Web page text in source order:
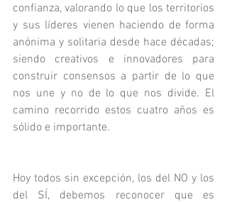
confianza, valorando lo que los territorios
y sus líderes vienen haciendo de forma
anónima y solitaria desde hace décadas;
siendo creativos e innovadores para
construir consensos a partir de lo que
nos une y no de lo que nos divide. El
camino recorrido estos cuatro años es
sólido e importante.
Hoy todos sin excepción, los del NO y los
del SÍ, debemos reconocer que es